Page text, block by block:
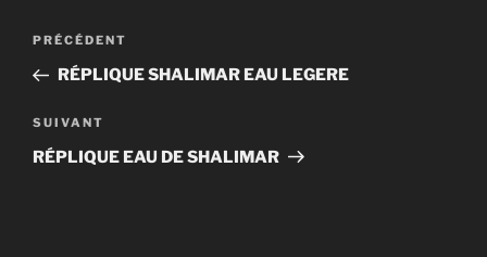
Navigation
l’article
Article
précédent
PRÉCÉDENT
RÉPLIQUE SHALIMAR EAU LEGERE
Article
suivant
SUIVANT
RÉPLIQUE EAU DE SHALIMAR